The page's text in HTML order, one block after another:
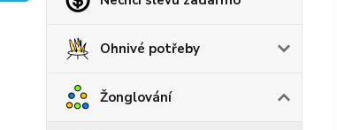
Ohnivé potřeby
Žonglování